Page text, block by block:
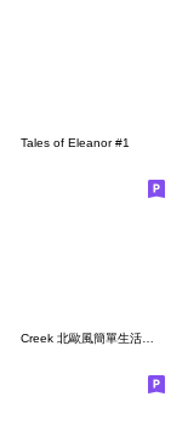
Tales of Eleanor #1